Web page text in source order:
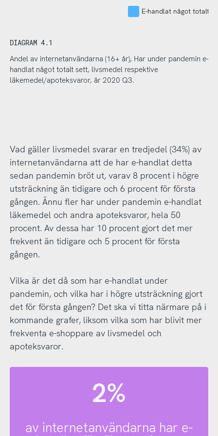
E-handlat något totalt
DIAGRAM 4.1
Andel av internetanvändarna (16+ år), Har under pandemin e-
handlat något totalt sett, livsmedel respektive
läkemedel/apoteksvaror, år 2020 Q3.
Vad gäller livsmedel svarar en tredjedel (34%) av
internetanvändarna att de har e-handlat detta
sedan pandemin bröt ut, varav 8 procent i högre
utsträckning än tidigare och 6 procent för första
gången. Ännu fler har under pandemin e-handlat
läkemedel och andra apoteksvaror, hela 50
procent. Av dessa har 10 procent gjort det mer
frekvent än tidigare och 5 procent för första
gången.
Vilka är det då som har e-handlat under
pandemin, och vilka har i högre utsträckning gjort
det för första gången? Det ska vi titta närmare på i
kommande grafer, liksom vilka som har blivit mer
frekventa e-shoppare av livsmedel och
apoteksvaror.
2%
av internetanvändarna har e-